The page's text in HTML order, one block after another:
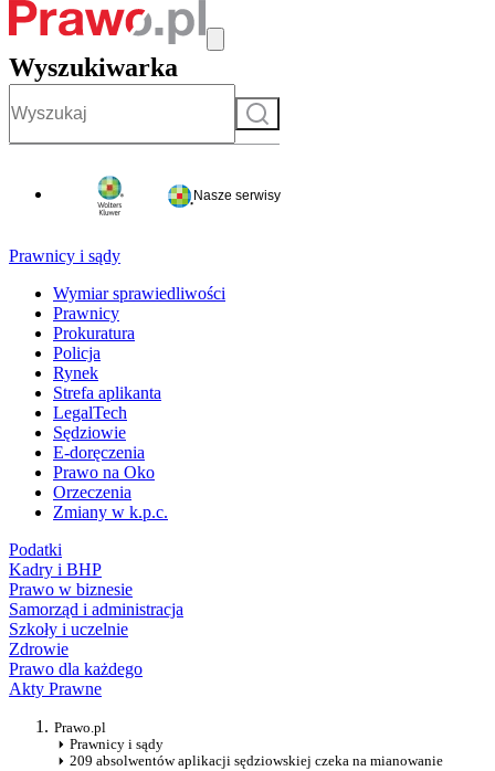
Wyszukiwarka
Szukaj
Nasze serwisy
Prawnicy i sądy
Wymiar sprawiedliwości
Prawnicy
Prokuratura
Policja
Rynek
Strefa aplikanta
LegalTech
Sędziowie
E-doręczenia
Prawo na Oko
Orzeczenia
Zmiany w k.p.c.
Podatki
Kadry i BHP
Prawo w biznesie
Samorząd i administracja
Szkoły i uczelnie
Zdrowie
Prawo dla każdego
Akty Prawne
Prawo.pl
Prawnicy i sądy
209 absolwentów aplikacji sędziowskiej czeka na mianowanie